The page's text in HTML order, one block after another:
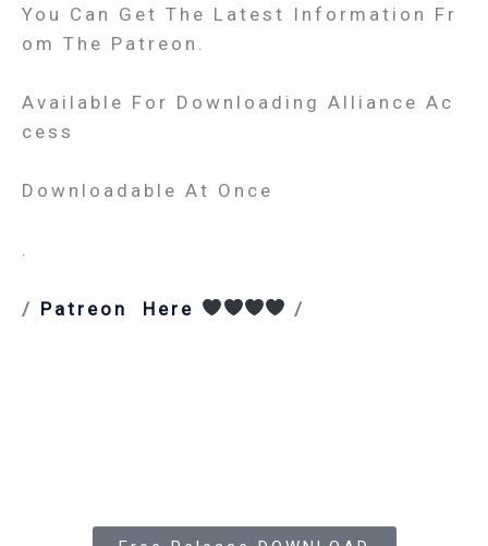
You Can Get The Latest Information Fr
Om The Patreon.
Available For Downloading Alliance Ac
Cess
Downloadable At Once
.
/ Patreon Here /